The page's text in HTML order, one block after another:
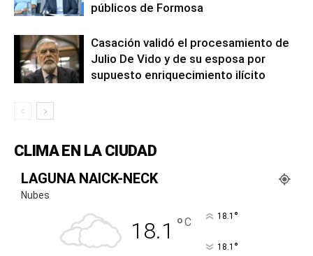
públicos de Formosa
Casación validó el procesamiento de
Julio De Vido y de su esposa por
supuesto enriquecimiento ilícito
CLIMA EN LA CIUDAD
LAGUNA NAICK-NECK
Nubes
18.1 °C 18.1 °
18.1 °